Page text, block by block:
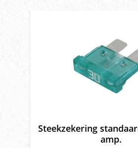
Steekzekering
amp.